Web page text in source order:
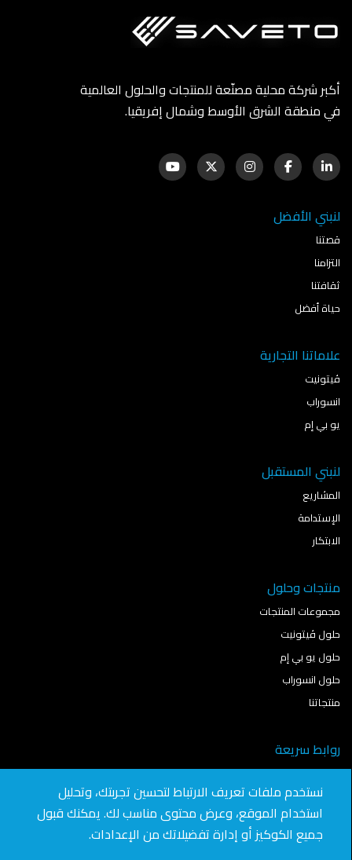
أكبر شركة محلية مصنّعة للمنتجات والحلول العالمية
في منطقة الشرق الأوسط وشمال إفريقيا.
لنبني الأفضل
قصتنا
التزامنا
ثقافتنا
حياة أفضل
علاماتنا التجارية
ڤيتونيت
انسوراب
يو بي إم
لنبني المستقبل
المشاريع
الإستدامة
الابتكار
منتجات وحلول
مجموعات المنتجات
حلول ڤيتونيت
حلول يو بي إم
حلول انسوراب
منتجاتنا
روابط سريعة
نمذجة معلومات البناء
آخر الأخبار
تواصل معنا
انضم للعمل في "سافيتو"
نستخدم ملفات تعريف الارتباط لتحسين تجربتك، وتحليل
استخدام الموقع، وعرض محتوى مناسب لك. يمكنك قبول
جميع الكوكيز أو إدارة تفضيلاتك من الإعدادات.